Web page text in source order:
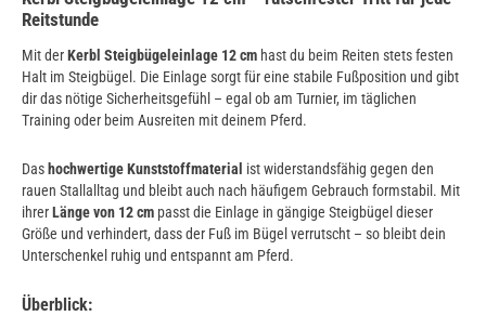
Reitstunde
Mit derKerbl Steigbügeleinlage 12 cm hast du beim Reiten stets festen
Halt im Steigbügel. Die Einlage sorgt für eine stabile Fußposition und gibt
dir das nötige Sicherheitsgefühl – egal ob am Turnier, im täglichen
Training oder beim Ausreiten mit deinem Pferd.
Das hochwertige Kunststoffmaterial ist widerstandsfähig gegen den
rauen Stallalltag und bleibt auch nach häufigem Gebrauch formstabil. Mit
ihrerLänge von 12 cm passt die Einlage in gängige Steigbügel dieser
Größe und verhindert, dass der Fuß im Bügel verrutscht – so bleibt dein
Unterschenkel ruhig und entspannt am Pferd.
Überblick: